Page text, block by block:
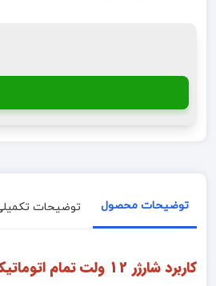
توضیحات محصول توضیحات تکمیلی
کاربرد شارژر 12 ولت تمام اتوماتیک 6 آمپر :